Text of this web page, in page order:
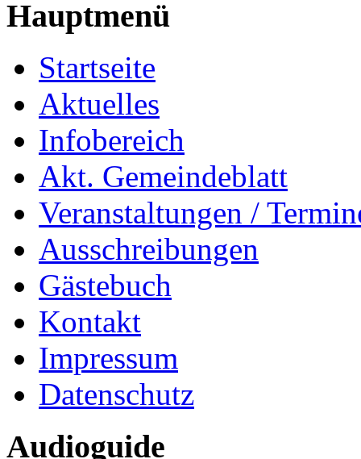
Hauptmenü
Startseite
Aktuelles
Infobereich
Akt. Gemeindeblatt
Veranstaltungen /
Ausschreibungen
Gästebuch
Kontakt
Impressum
Datenschutz
Audioguide